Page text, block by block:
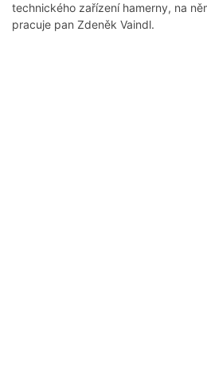
technického zařízení hamerny, na
pracuje pan Zdeněk Vaindl.